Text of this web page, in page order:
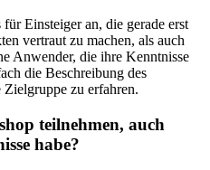
Einsteiger an, ​die gerade erst
vertraut zu machen, als auch⁣
Anwender, ‌die ihre Kenntnisse
⁢die Beschreibung des​
zu erfahren.
teilnehmen, auch⁢
habe?